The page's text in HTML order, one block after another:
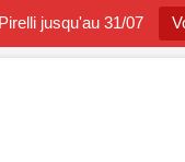
jusqu'au 31/07